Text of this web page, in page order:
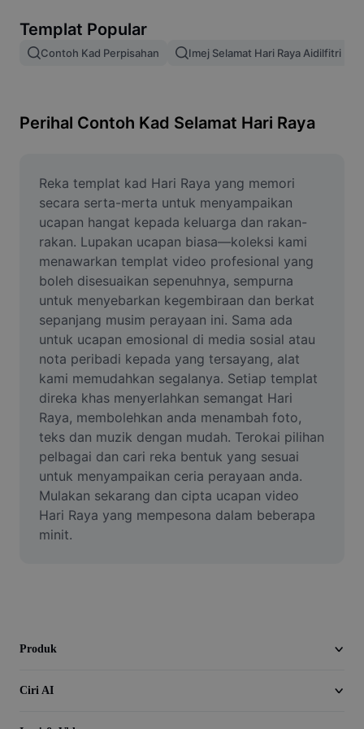
Gabungan imej
Ubah Saiz Imej
Penjana Meme
AI Text Remover
AI People Remover
AI Inpainting
Face Cutout
Video
Alih keluar latar video
Pertingkat kualiti
Editor Video
Pangkas Video
Templat Popular
Contoh Kad Perpisahan Imej Selamat Hari Raya Aidilfitri
Perihal Contoh Kad Selamat Hari Raya
Reka templat kad Hari Raya yang memori
secara serta-merta untuk menyampaikan
ucapan hangat kepada keluarga dan rakan-
rakan. Lupakan ucapan biasa—koleksi kami
menawarkan templat video profesional yang
boleh disesuaikan sepenuhnya, sempurna
untuk menyebarkan kegembiraan dan berkat
sepanjang musim perayaan ini. Sama ada
untuk ucapan emosional di media sosial atau
nota peribadi kepada yang tersayang, alat
kami memudahkan segalanya. Setiap templat
direka khas menyerlahkan semangat Hari
Raya, membolehkan anda menambah foto,
teks dan muzik dengan mudah. Terokai pilihan
pelbagai dan cari reka bentuk yang sesuai
untuk menyampaikan ceria perayaan anda.
Mulakan sekarang dan cipta ucapan video
Hari Raya yang mempesona dalam beberapa
minit.
Produk
Ciri AI